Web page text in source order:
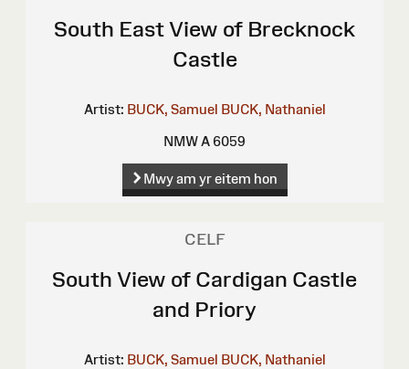
South East View of Brecknock
Castle
Artist: BUCK, Samuel BUCK, Nathaniel
NMW A 6059
Mwy am yr eitem hon
CELF
South View of Cardigan Castle
and Priory
Artist: BUCK, Samuel BUCK, Nathaniel